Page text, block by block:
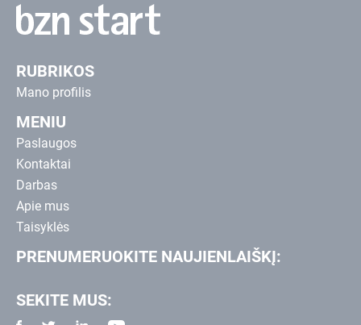
RUBRIKOS
Mano profilis
MENIU
Paslaugos
Kontaktai
Darbas
Apie mus
Taisyklės
PRENUMERUOKITE NAUJIENLAIŠKĮ:
SEKITE MUS: